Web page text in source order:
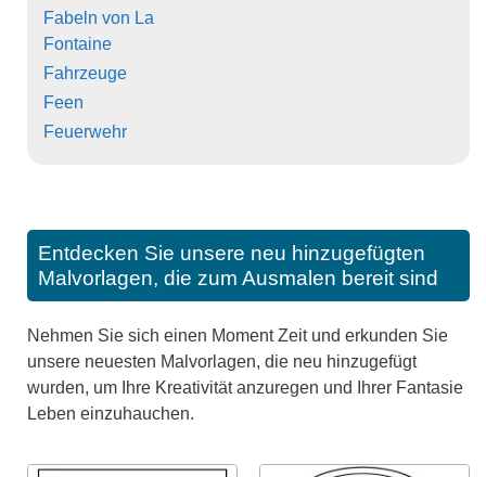
Fabeln von La
Fontaine
Fahrzeuge
Feen
Feuerwehr
Entdecken Sie unsere neu hinzugefügten
Malvorlagen, die zum Ausmalen bereit sind
Nehmen Sie sich einen Moment Zeit und erkunden Sie
unsere neuesten Malvorlagen, die neu hinzugefügt
wurden, um Ihre Kreativität anzuregen und Ihrer Fantasie
Leben einzuhauchen.